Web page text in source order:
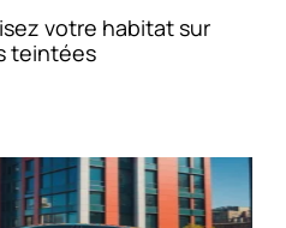
votre habitat sur
teintées